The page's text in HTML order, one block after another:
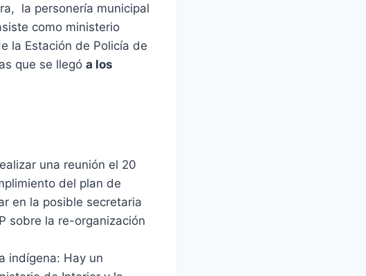
la personería municipal
como ministerio
la Estación de Policía de
que se llegó a los
una reunión el 20
del plan de
en la posible secretaria
sobre la re-organización
indígena: Hay un